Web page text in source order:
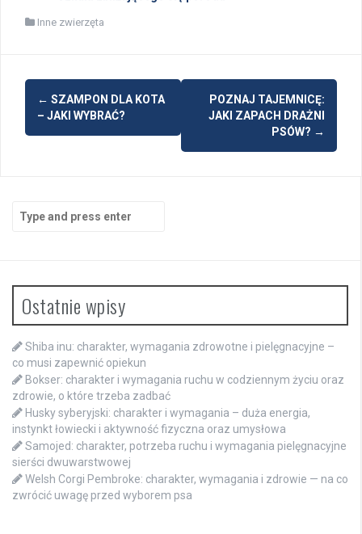
Inne zwierzęta
Post
navigation
← SZAMPON DLA KOTA
– JAKI WYBRAĆ?
POZNAJ TAJEMNICĘ:
JAKI ZAPACH DRAŻNI
PSÓW? →
for:
Ostatnie wpisy
Shiba inu: charakter, wymagania zdrowotne i pielęgnacyjne –
co musi zapewnić opiekun
Bokser: charakter i wymagania ruchu w codziennym życiu oraz
zdrowie, o które trzeba zadbać
Husky syberyjski: charakter i wymagania – duża energia,
instynkt łowiecki i aktywność fizyczna oraz umysłowa
Samojed: charakter, potrzeba ruchu i wymagania pielęgnacyjne
sierści dwuwarstwowej
Welsh Corgi Pembroke: charakter, wymagania i zdrowie — na co
zwrócić uwagę przed wyborem psa